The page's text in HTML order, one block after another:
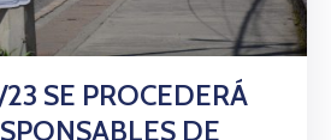
SE PROCEDERÁ
DE